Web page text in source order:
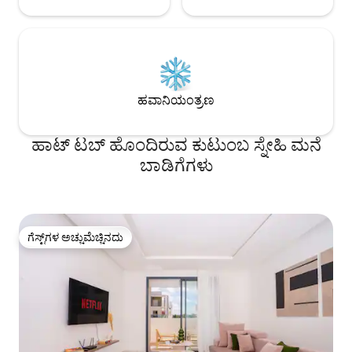
ಹವಾನಿಯಂತ್ರಣ
ಹಾಟ್ ಟಬ್ ಹೊಂದಿರುವ ಕುಟುಂಬ ಸ್ನೇಹಿ ಮನೆ
ಬಾಡಿಗೆಗಳು
ಗೆಸ್ಟ್‌ಗಳ ಅಚ್ಚುಮೆಚ್ಚಿನದು
ಗೆಸ್ಟ್‌ಗಳ ಅಚ್ಚುಮೆಚ್ಚಿನದು